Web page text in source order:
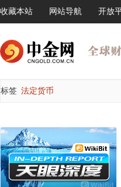
收藏本站 网站导航 开放
标签 法定货币